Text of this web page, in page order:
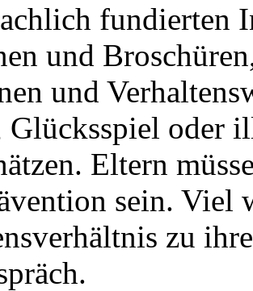
fundierten
und
und
Glücksspiel oder
Eltern
sein. Viel
zu